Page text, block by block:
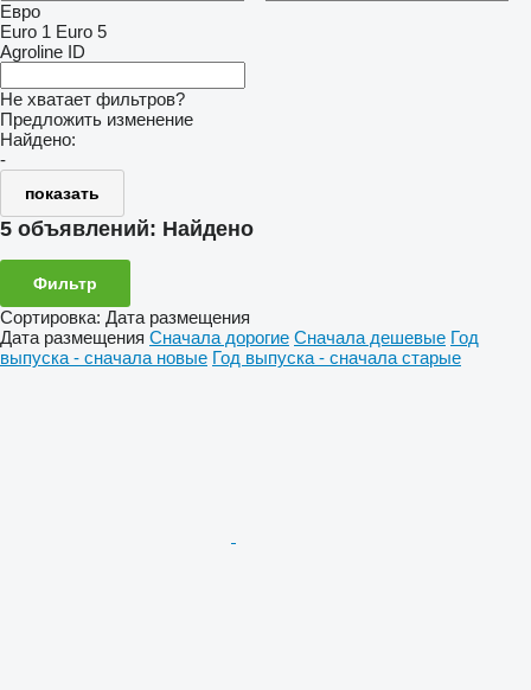
Евро
Euro 1 Euro 5
Agroline ID
Не хватает фильтров?
Предложить изменение
Найдено:
-
показать
5 объявлений: Найдено
Фильтр
Сортировка: Дата размещения
Дата размещения Сначала дорогие Сначала дешевые Год
выпуска - сначала новые Год выпуска - сначала старые